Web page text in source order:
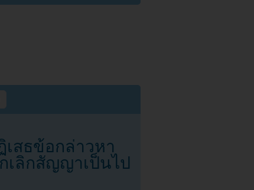
เสธข้อกล่าวหา
เลิกสัญญาเป็นไป